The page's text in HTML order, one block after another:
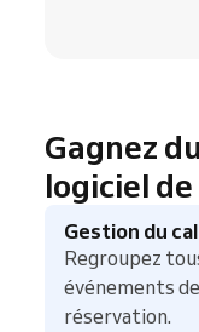
Gagnez
logiciel
Gestion du
Regroupez
événements
réservation.